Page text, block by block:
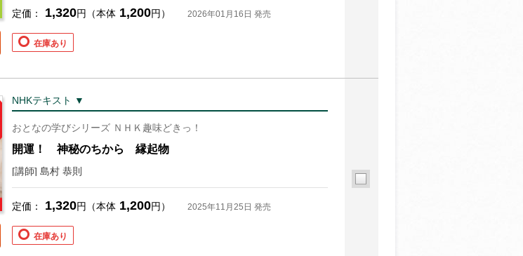
他にも商品を買う
定価： 1,320円（本体 1,200円） 2026年01月16日 発売
在庫あり
NHKテキスト ▼
おとなの学びシリーズ ＮＨＫ趣味どきっ！
開運！ 神秘のちから 縁起物
[講師] 島村 恭則
定価： 1,320円（本体 1,200円） 2025年11月25日 発売
在庫あり